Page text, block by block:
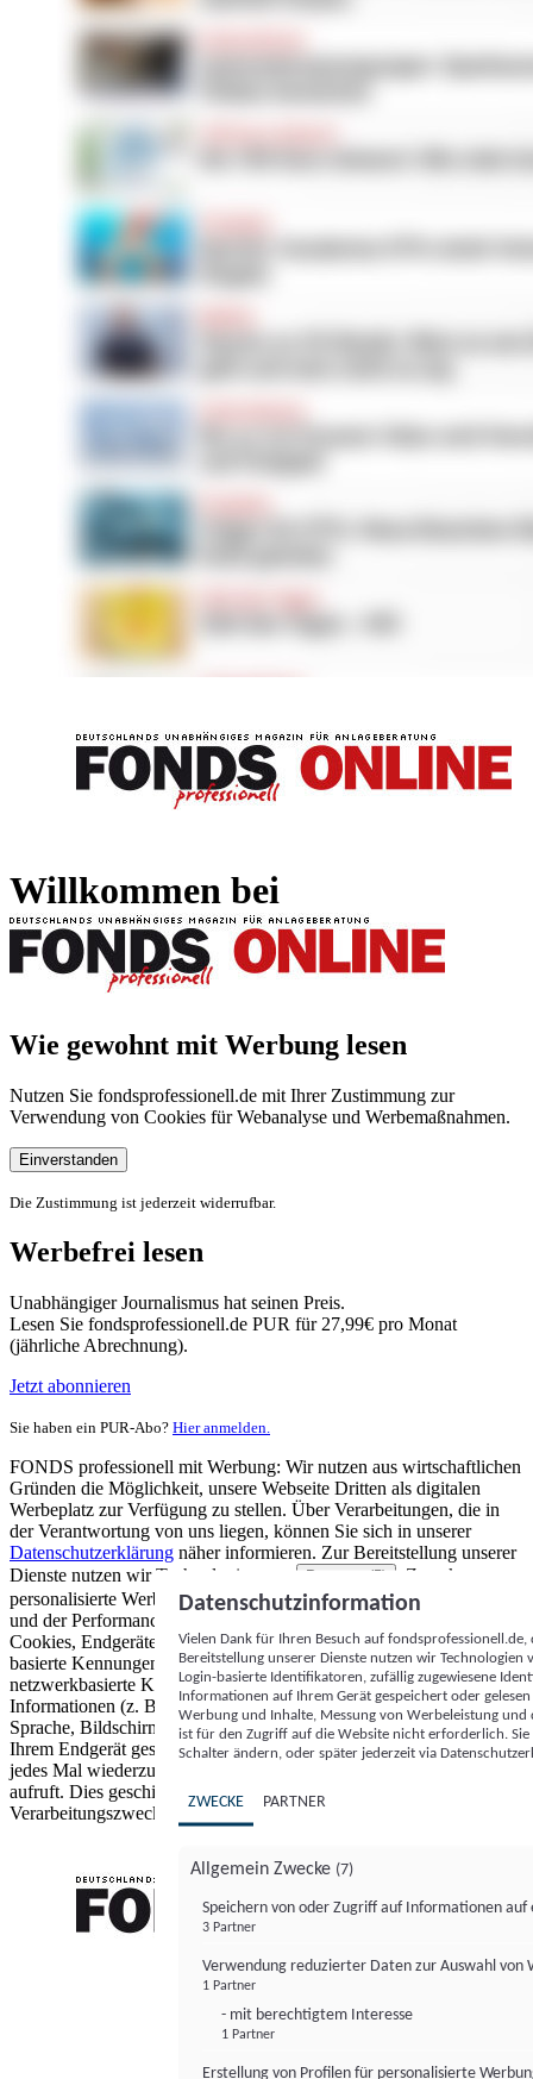
Willkommen bei
Wie gewohnt mit Werbung lesen
Nutzen Sie fondsprofessionell.de mit Ihrer Zustimmung zur
Verwendung von Cookies für Webanalyse und Werbemaßnahmen.
Einverstanden
Die Zustimmung ist jederzeit widerrufbar.
Werbefrei lesen
Unabhängiger Journalismus hat seinen Preis.
Lesen Sie fondsprofessionell.de PUR für 27,99€ pro Monat
(jährliche Abrechnung).
Jetzt abonnieren
Sie haben ein PUR-Abo? Hier anmelden.
FONDS professionell mit Werbung: Wir nutzen aus wirtschaftlichen
Gründen die Möglichkeit, unsere Webseite Dritten als digitalen
Werbeplatz zur Verfügung zu stellen. Über Verarbeitungen, die in
der Verantwortung von uns liegen, können Sie sich in unserer
Datenschutzerklärung näher informieren. Zur Bereitstellung unserer
Dienste nutzen wir Technologien von
Partnern (5)
. Zwecke:
personalisierte Werbung und Inhalte, Messung von Werbeleistung
und der Performance von Inhalten sowie Zielgruppenforschung.
Cookies, Endgeräte- oder ähnliche Online-Kennungen (z. B. login-
basierte Kennungen, zufällig generierte Kennungen,
netzwerkbasierte Kennungen) können zusammen mit anderen
Informationen (z. B. Browsertyp und Browserinformationen,
Sprache, Bildschirmgröße, unterstützte Technologien usw.) auf
Ihrem Endgerät gespeichert oder von dort ausgelesen werden, um es
jedes Mal wiederzuerkennen, wenn es eine App oder einer Webseite
aufruft. Dies geschieht für einen oder mehrere der hier aufgeführten
Verarbeitungszwecke.
Datenschutzinformation
Vielen Dank für Ihren Besuch auf
Bereitstellung unserer Dienste nutzen wir Technologien
Login-basierte Identifikatoren, zufällig zugewiesene
Informationen auf Ihrem Gerät gespeichert oder
Werbung und Inhalte, Messung von Werbeleistung
ist für den Zugriff auf die Website nicht erforderlich.
Schalter ändern, oder später jederzeit via
ZWECKE PARTNER
Allgemein Zwecke (7)
Speichern von oder Zugriff auf Informationen auf
3 Partner
Verwendung reduzierter Daten zur Auswahl von
1 Partner
- mit berechtigtem Interesse
1 Partner
Erstellung von Profilen für personalisierte
FONDS professionell